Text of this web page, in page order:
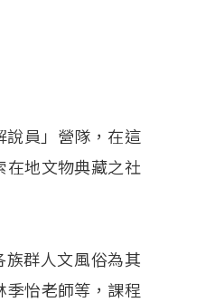
說員」營隊，在這
在地文物典藏之社
族群人文風俗為其
季怡老師等，課程